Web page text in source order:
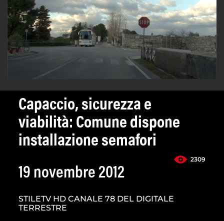
Capaccio, sicurezza e
viabilità: Comune dispone
installazione semafori
2309
19 novembre 2012
STILETV HD CANALE 78 DEL DIGITALE
TERRESTRE